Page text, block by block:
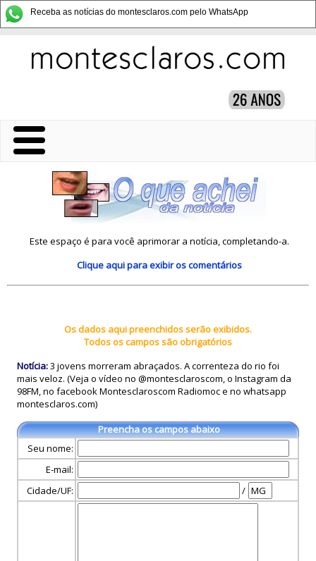
Receba as notícias do montesclaros.com pelo WhatsApp
Este espaço é para você aprimorar a notícia, completando-a.
Clique aquipara exibir os comentários
Os dados aqui preenchidos serão exibidos.
Todos os campos são obrigatórios
Notícia:3 jovens morreram abraçados. A correnteza do rio foi
mais veloz. (Veja o vídeo no @montesclaroscom, o Instagram da
98FM, no facebook Montesclaroscom Radiomoc e no whatsapp
montesclaros.com)
Preencha os campos abaixo
Seu nome:
E-mail:
Cidade/UF:
/